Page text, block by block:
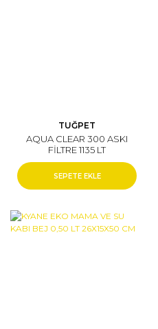
TUĞPET
AQUA CLEAR 300 ASKI
FİLTRE 1135 LT
SEPETE EKLE